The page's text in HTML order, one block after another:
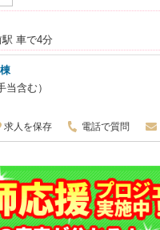
車で4分
含む）
求人を保存 電話で質問